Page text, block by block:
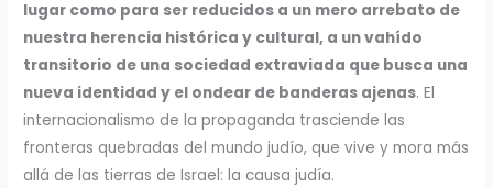
lugar como para ser reducidos a un mero arrebato de
nuestra herencia histórica y cultural, a un vahído
transitorio de una sociedad extraviada que busca una
nueva identidad y el ondear de banderas ajenas. El
internacionalismo de la propaganda trasciende las
fronteras quebradas del mundo judío, que vive y mora más
allá de las tierras de Israel: la causa judía.